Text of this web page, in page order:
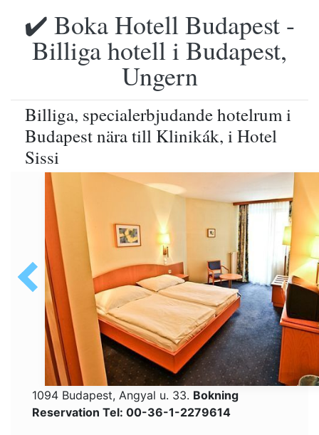
✔️ Boka Hotell Budapest -
Billiga hotell i Budapest,
Ungern
Billiga, specialerbjudande hotelrum i
Budapest nära till Klinikák, i Hotel
Sissi
1094 Budapest, Angyal u. 33. Bokning
Reservation Tel: 00-36-1-2279614